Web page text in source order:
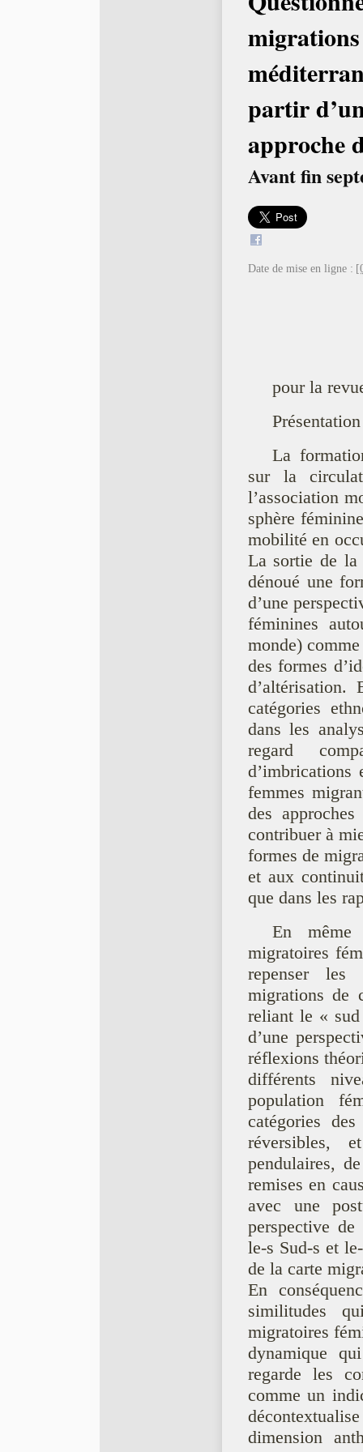
migrations
partir
approche
Avant fin
Date de mise en ligne :
pour la
La
sur la
l’association
sphère
mobilité en
La sortie de la
dénoué une
d’une
féminines
monde)
des formes
d’altérisation.
catégories
dans les
regard
d’imbrications
femmes
des
contribuer à
formes de
et aux
que dans les
En même
migratoires
repenser les
migrations de
reliant le «
d’une
réflexions
différents
population
catégories
réversibles,
pendulaires,
remises en
avec une
perspective de
le-s Sud-s et
de la carte
En
similitudes
migratoires
dynamique
regarde les
comme un
dimension